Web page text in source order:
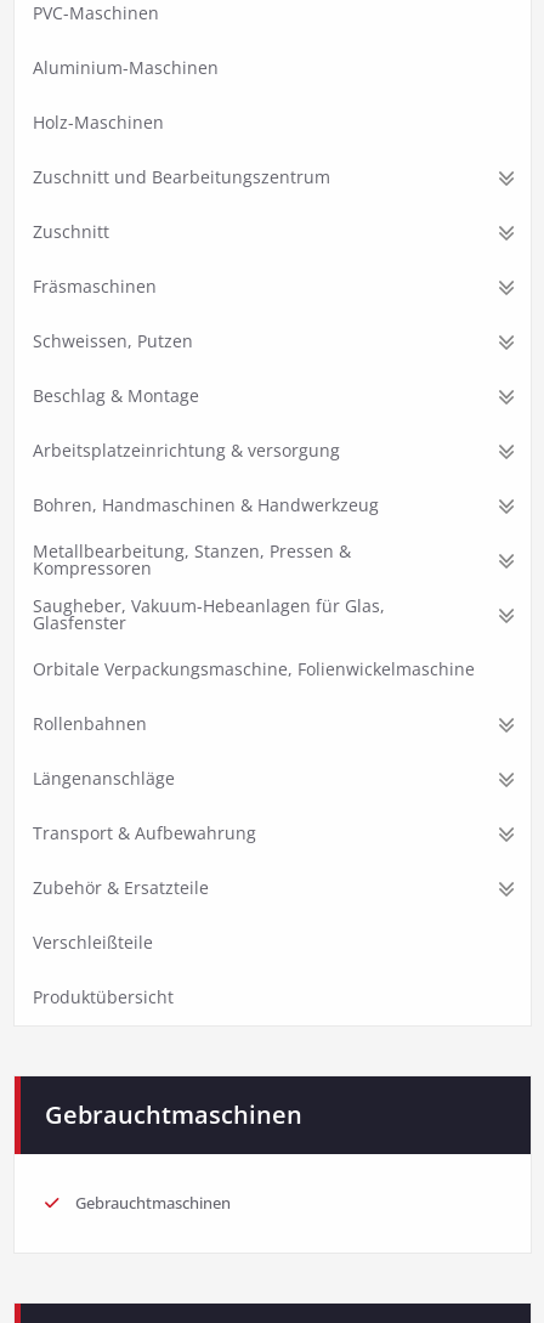
PVC-Maschinen
Aluminium-Maschinen
Holz-Maschinen
Zuschnitt und Bearbeitungszentrum
Zuschnitt
Fräsmaschinen
Schweissen, Putzen
Beschlag & Montage
Arbeitsplatzeinrichtung & versorgung
Bohren, Handmaschinen & Handwerkzeug
Metallbearbeitung, Stanzen, Pressen &
Kompressoren
Saugheber, Vakuum-Hebeanlagen für Glas,
Glasfenster
Orbitale Verpackungsmaschine, Folienwickelmaschine
Rollenbahnen
Längenanschläge
Transport & Aufbewahrung
Zubehör & Ersatzteile
Verschleißteile
Produktübersicht
Gebrauchtmaschinen
Gebrauchtmaschinen